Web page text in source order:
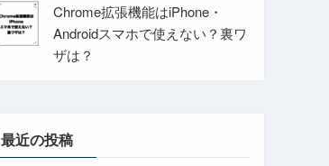
Chrome拡張機能はiPhone・
Androidスマホで使えない？裏ワ
ザは？
最近の投稿